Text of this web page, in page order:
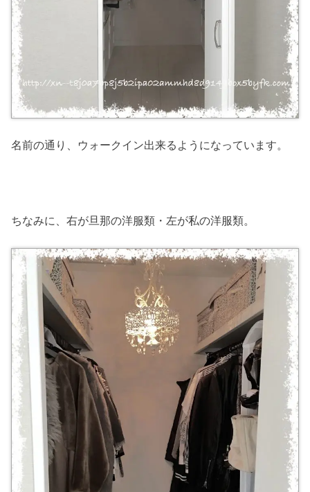
名前の通り、ウォークイン出来るようになっています。
ちなみに、右が旦那の洋服類・左が私の洋服類。